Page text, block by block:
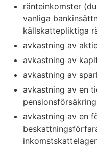
ränteinkomster
vanliga
källskattepliktiga
avkastning av
avkastning av
avkastning av
avkastning av en
pensionsförsäkring
avkastning av en